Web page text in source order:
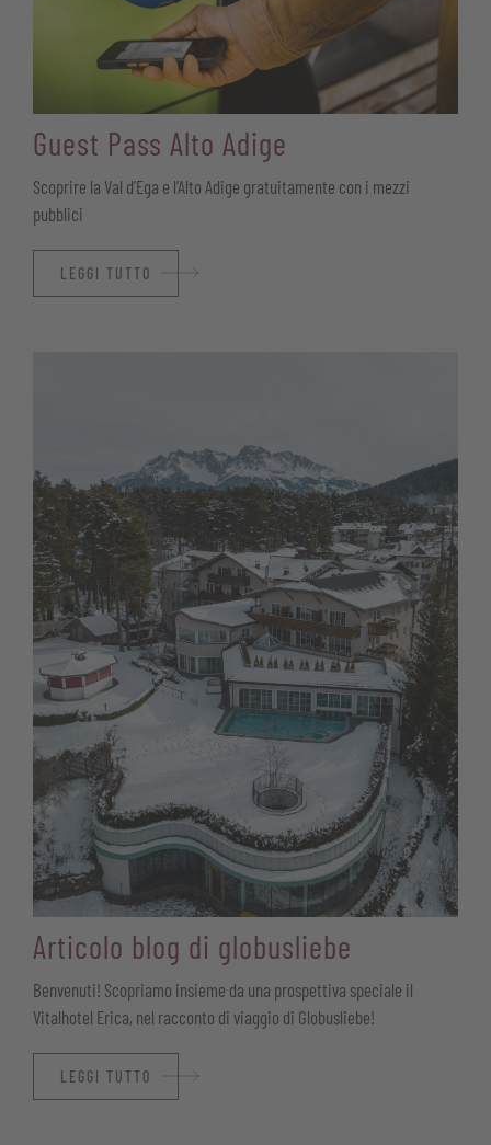
Guest Pass Alto Adige
Scoprire la Val d’Ega e l’Alto Adige gratuitamente con i mezzi
pubblici
LEGGI TUTTO
Articolo blog di globusliebe
Benvenuti! Scopriamo insieme da una prospettiva speciale il
Vitalhotel Erica, nel racconto di viaggio di Globusliebe!
LEGGI TUTTO